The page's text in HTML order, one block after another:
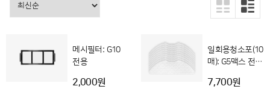
메시필터: G10
전용
2,000원
일회용청소포(10
매): G5맥스 전용
7,700원